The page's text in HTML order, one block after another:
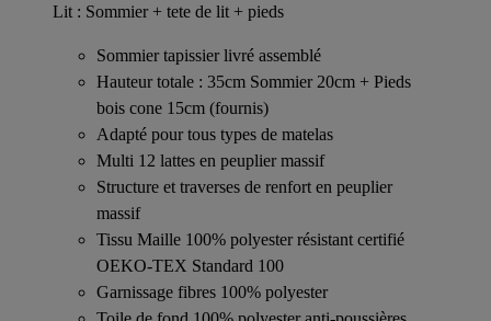
Lit : Sommier + tete de lit + pieds
Sommier tapissier livré assemblé
Hauteur totale : 35cm Sommier 20cm + Pieds
bois cone 15cm (fournis)
Adapté pour tous types de matelas
Multi 12 lattes en peuplier massif
Structure et traverses de renfort en peuplier
massif
Tissu Maille 100% polyester résistant certifié
OEKO-TEX Standard 100
Garnissage fibres 100% polyester